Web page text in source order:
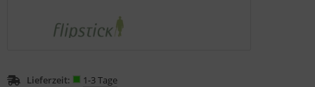
Lieferzeit: 1-3 Tage